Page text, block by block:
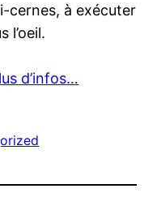
cernes, à exécuter
l’oeil.
d’infos…